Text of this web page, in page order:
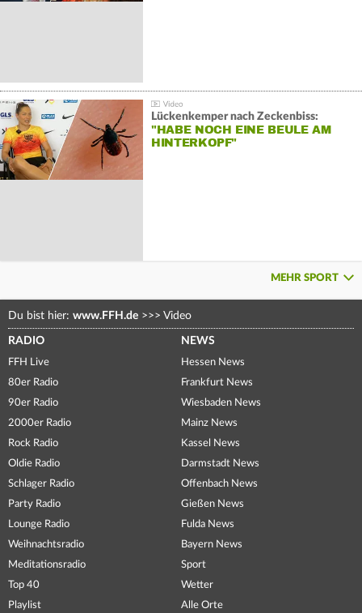
Lückenkemper nach Zeckenbiss:
"HABE NOCH EINE BEULE AM
HINTERKOPF"
MEHR SPORT
Du bist hier: www.FFH.de >>> Video
RADIO
FFH Live
80er Radio
90er Radio
2000er Radio
Rock Radio
Oldie Radio
Schlager Radio
Party Radio
Lounge Radio
Weihnachtsradio
Meditationsradio
Top 40
Playlist
NEWS
Hessen News
Frankfurt News
Wiesbaden News
Mainz News
Kassel News
Darmstadt News
Offenbach News
Gießen News
Fulda News
Bayern News
Sport
Wetter
Alle Orte